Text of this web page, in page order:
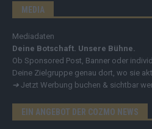
MEDIA
Mediadaten
Deine Botschaft. Unsere Bühne.
Ob Sponsored Post, Banner oder
Deine Zielgruppe genau dort, wo sie
➔ Jetzt Werbung buchen & sichtbar
EIN ANGEBOT DER COZMO NEWS